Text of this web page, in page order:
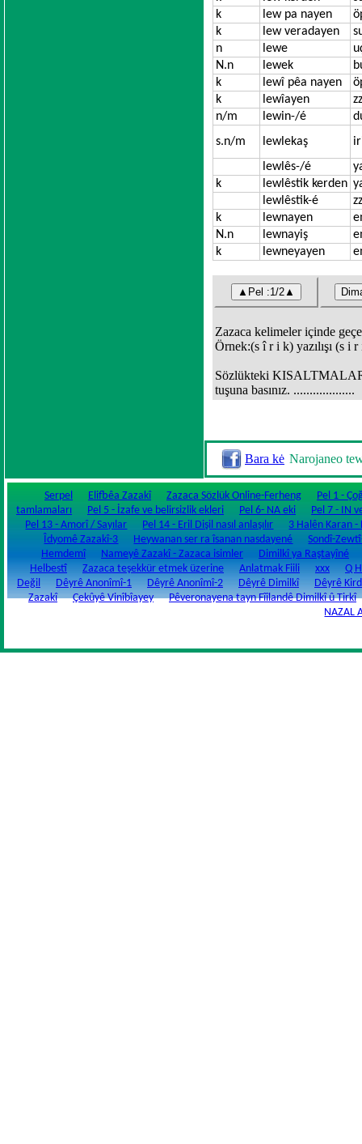
k
lew pa nayen
k
lew veradayen
n
lewe
N.n
lewek
k
lewî pêa nayen
k
lewîayen
n/m
lewin-/é
s.n/m
lewlekaş
lewlês-/é
k
lewlêstik kerden
lewlêstik-é
k
lewnayen
N.n
lewnayiş
k
lewneyayen
Zazaca kelimeler içinde
Örnek:(s î r i k) yazılışı (s i
Sözlükteki
tuşuna basınız. ...................
Bara kė Narojaneo
Serpel Elifbêa Zazakî Zazaca Sözlük Online-Ferheng
Pel 1 -
tamlamaları
Pel 5 - İzafe ve belirsizlik ekleri Pel 6- NA eki
Pel 7 - IN
Pel 13 - Amorî / Sayılar
Pel 14 - Eril Dişil nasıl anlaşılır
3 Halên Karan -
Îdyomê Zazakî-3
Heywanan ser ra îsanan nasdayené
Sondî-
Hemdemî
Nameyê Zazakî - Zazaca isimler
Dimilkî ya Raştayîné
Helbestî
Zazaca teşekkür etmek üzerine Anlatmak Fiili xxx
Q
Değil
Dêyrê Anonîmî-1 Dêyrê Anonîmî-2 Dêyrê Dimilkî
Dêyrê
Zazakî
Çekûyê Vinîbîayey
Pêveronayena tayn Fîîlandê Dimilkî û Tirkî
NAZAL